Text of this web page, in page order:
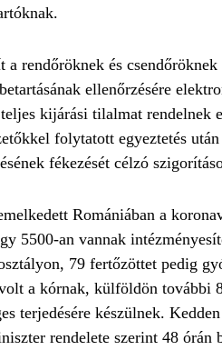
a rendőröknek és
ellenőrzésére
kijárási tilalmat
folytatott egyeztetés
fékezését célzó
Romániában a
5500-an vannak
79 fertőzöttet pedig
a kórnak, külföldön további
terjedésére készülnek.
rendelete szerint 48